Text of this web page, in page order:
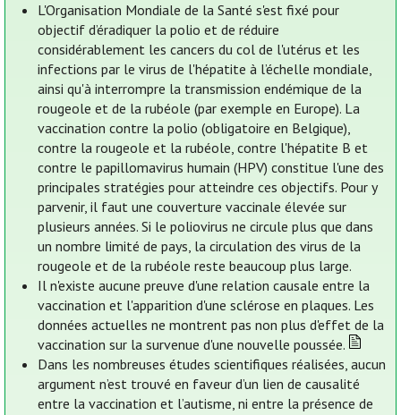
L'Organisation Mondiale de la Santé s'est fixé pour
objectif d’éradiquer la polio et de réduire
considérablement les cancers du col de l'utérus et les
infections par le virus de l'hépatite à l’échelle mondiale,
ainsi qu'à interrompre la transmission endémique de la
rougeole et de la rubéole (par exemple en Europe). La
vaccination contre la polio (obligatoire en Belgique),
contre la rougeole et la rubéole, contre l'hépatite B et
contre le papillomavirus humain (HPV) constitue l'une des
principales stratégies pour atteindre ces objectifs. Pour y
parvenir, il faut une couverture vaccinale élevée sur
plusieurs années. Si le poliovirus ne circule plus que dans
un nombre limité de pays, la circulation des virus de la
rougeole et de la rubéole reste beaucoup plus large.
Il n'existe aucune preuve d'une relation causale entre la
vaccination et l'apparition d'une sclérose en plaques. Les
données actuelles ne montrent pas non plus d'effet de la
vaccination sur la survenue d'une nouvelle poussée.
Dans les nombreuses études scientifiques réalisées, aucun
argument n’est trouvé en faveur d’un lien de causalité
entre la vaccination et l’autisme, ni entre la présence de